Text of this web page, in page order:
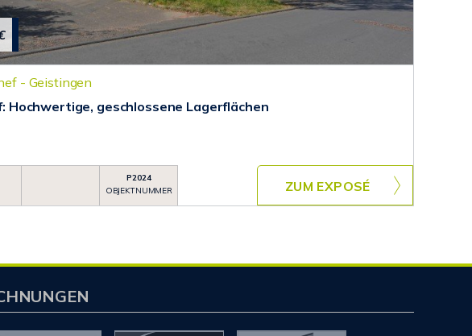
- Geistingen
Hochwertige, geschlossene Lagerflächen
P2024
OBJEKTNUMMER
ZUM EXPOSÉ